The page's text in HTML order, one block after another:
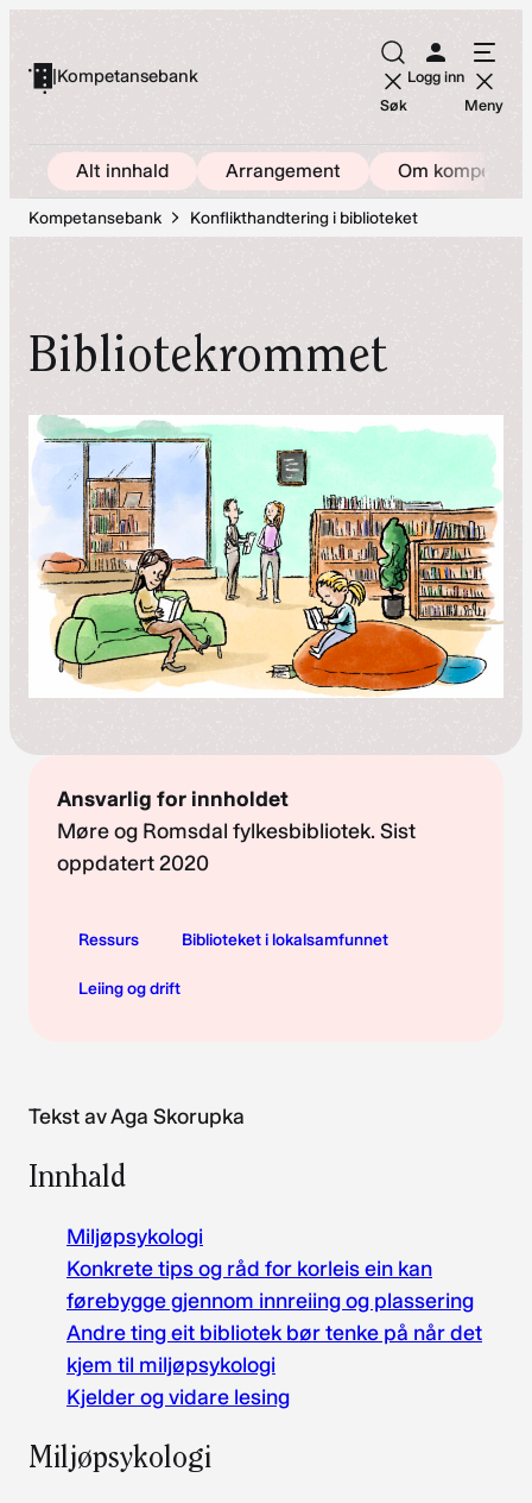
innhold
|Kompetansebank
Søk
Logg inn
Meny
Alt innhald Arrangement Om
Kompetansebank Konflikthandtering i biblioteket
Bibliotekrommet
Ansvarlig for innholdet
Møre og Romsdal fylkesbibliotek. Sist
oppdatert 2020
Ressurs Biblioteket i lokalsamfunnet
Leiing og drift
Tekst av Aga Skorupka
Innhald
Miljøpsykologi
Konkrete tips og råd for korleis ein kan
førebygge gjennom innreiing og plassering
Andre ting eit bibliotek bør tenke på når det
kjem til miljøpsykologi
Kjelder og vidare lesing
Miljøpsykologi